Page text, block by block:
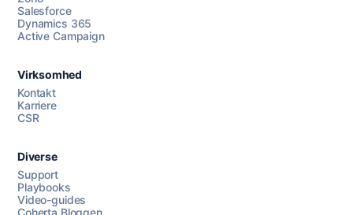
Salesforce
Dynamics 365
Active Campaign
Virksomhed
Kontakt
Karriere
CSR
Diverse
Support
Playbooks
Video-guides
Coherta Bloggen